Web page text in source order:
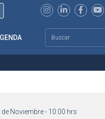
de Noviembre - 10:00 hrs